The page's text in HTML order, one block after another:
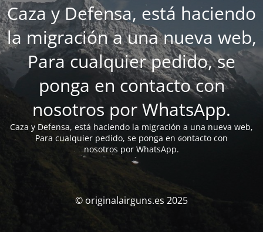
Caza y Defensa, está haciendo
la migración a una nueva web,
Para cualquier pedido, se
ponga en contacto con
nosotros por WhatsApp.
Caza y Defensa, está haciendo la migración a una nueva web,
Para cualquier pedido, se ponga en contacto con
nosotros por WhatsApp.
© originalairguns.es 2025